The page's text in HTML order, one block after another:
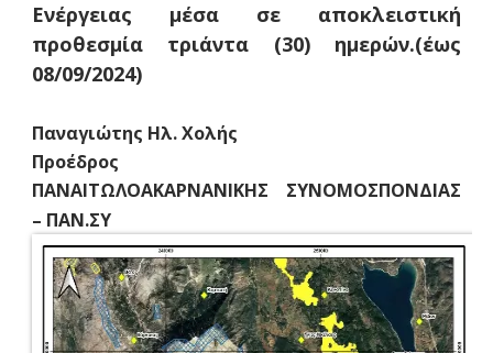
Ενέργειας μέσα σε αποκλειστική
προθεσμία τριάντα (30) ημερών.(έως
08/09/2024)
Παναγιώτης Ηλ. Χολής
Προέδρος
ΠΑΝΑΙΤΩΛΟΑΚΑΡΝΑΝΙΚΗΣ ΣΥΝΟΜΟΣΠΟΝΔΙΑΣ
– ΠΑΝ.ΣΥ